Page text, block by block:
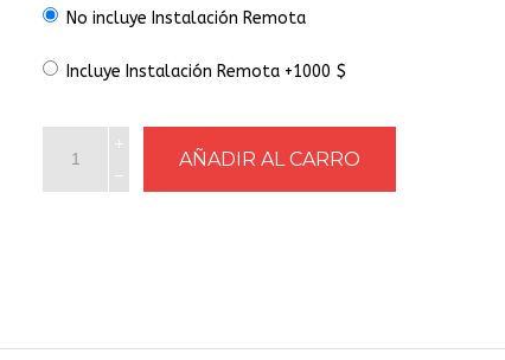
No incluye Instalación Remota
Incluye Instalación Remota +1000 $